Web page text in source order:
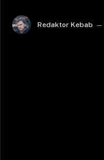
Redaktor Kebab